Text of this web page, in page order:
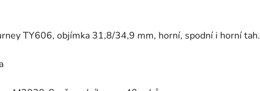
TY606, objímka 31,8/34,9 mm, horní, spodní i horní tah.